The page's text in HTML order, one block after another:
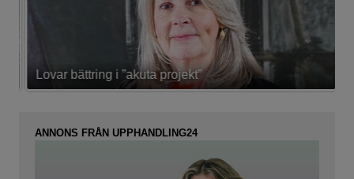
Lovar bättring i ”akuta projekt”
ANNONS FRÅN UPPHANDLING24